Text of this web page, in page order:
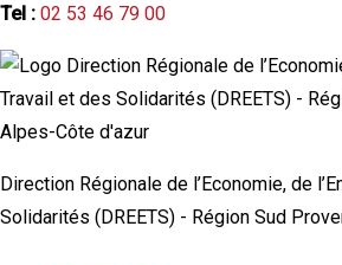
Tel : 02 53 46 79 00
Direction Régionale de l’Economie, de
Solidarités (DREETS) - Région Sud